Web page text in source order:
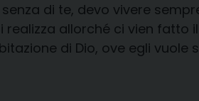
di te, devo vivere
allorché ci vien fatto
di Dio, ove egli